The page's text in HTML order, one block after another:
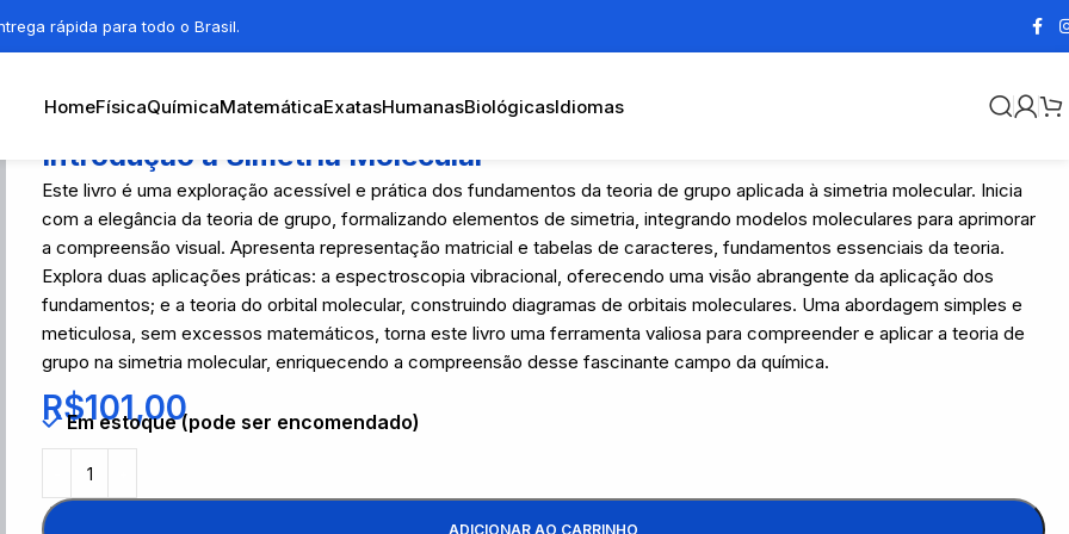
rápida para todo o Brasil.
HomeFísicaQuímicaMatemáticaExatasHumanasBiológicasIdiomas
Introdução à Simetria Molecular
Este livro é uma exploração acessível e prática dos fundamentos da teoria de grupo aplicada à simetria molecular. Inicia
com a elegância da teoria de grupo, formalizando elementos de simetria, integrando modelos moleculares para aprimorar
a compreensão visual. Apresenta representação matricial e tabelas de caracteres, fundamentos essenciais da teoria.
Explora duas aplicações práticas: a espectroscopia vibracional, oferecendo uma visão abrangente da aplicação dos
fundamentos; e a teoria do orbital molecular, construindo diagramas de orbitais moleculares. Uma abordagem simples e
meticulosa, sem excessos matemáticos, torna este livro uma ferramenta valiosa para compreender e aplicar a teoria de
grupo na simetria molecular, enriquecendo a compreensão desse fascinante campo da química.
R$101,00
Em estoque (pode ser encomendado)
ADICIONAR AO CARRINHO